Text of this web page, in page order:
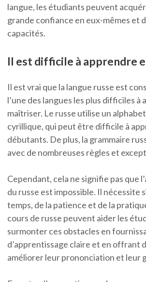
langue, les étudiants peuvent
grande confiance en eux-mêmes et
capacités.
Il est difficile à apprendre
Il est vrai que la langue russe est
l’une des langues les plus difficiles à
maîtriser. Le russe utilise un
cyrillique, qui peut être difficile à
débutants. De plus, la grammaire
avec de nombreuses règles et
Cependant, cela ne signifie pas que
du russe est impossible. Il nécessite
temps, de la patience et de la
cours de russe peuvent aider les
surmonter ces obstacles en
d’apprentissage claire et en offrant
améliorer leur prononciation et leur